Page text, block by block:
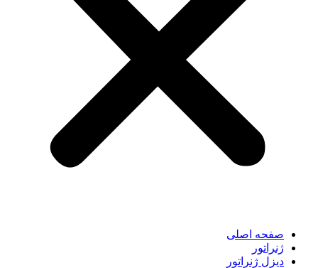
صفحه اصلی
ژنراتور
دیزل ژنراتور